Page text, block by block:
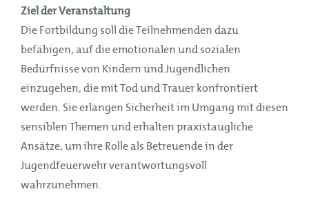
Ziel der Veranstaltung
Die Fortbildung soll die Teilnehmenden dazu
befähigen, auf die emotionalen und sozialen
Bedürfnisse von Kindern und Jugendlichen
einzugehen, die mit Tod und Trauer konfrontiert
werden. Sie erlangen Sicherheit im Umgang mit diesen
sensiblen Themen und erhalten praxistaugliche
Ansätze, um ihre Rolle als Betreuende in der
Jugendfeuerwehr verantwortungsvoll
wahrzunehmen.